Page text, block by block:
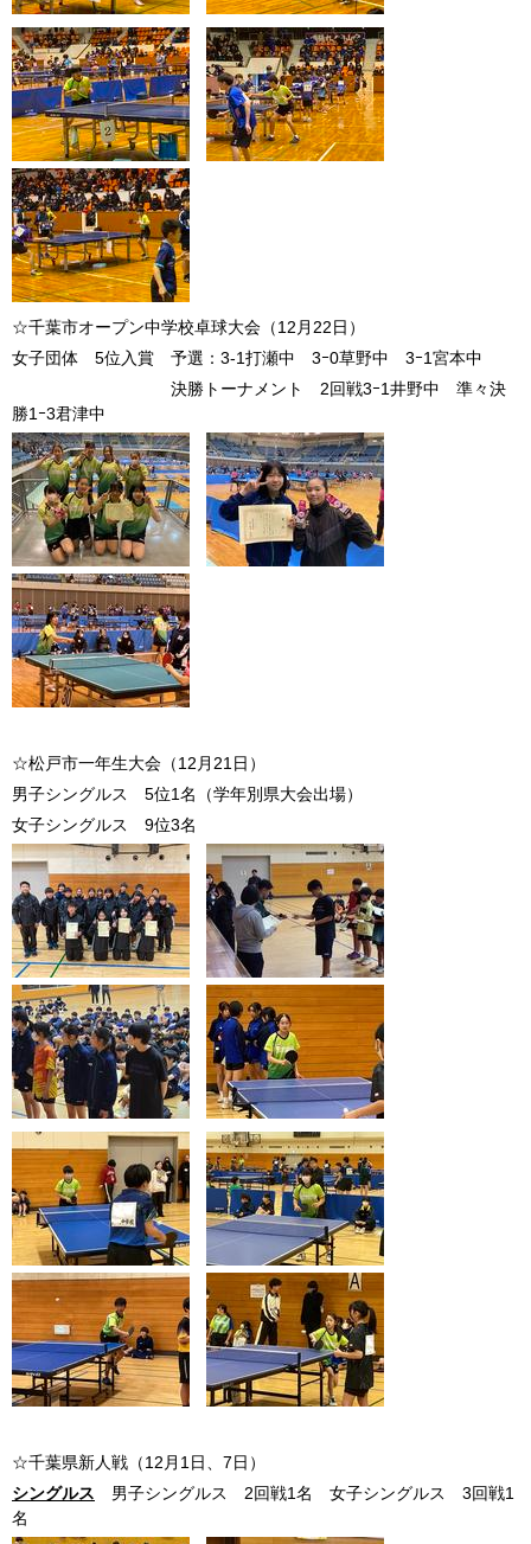
☆千葉市オープン中学校卓球大会（12月22日）
女子団体 5位入賞 予選：3-1打瀬中 3ｰ0草野中 3ｰ1宮本中
決勝トーナメント 2回戦3ｰ1井野中 準々決
勝1ｰ3君津中
☆松戸市一年生大会（12月21日）
男子シングルス 5位1名（学年別県大会出場）
女子シングルス 9位3名
☆千葉県新人戦（12月1日、7日）
シングルス 男子シングルス 2回戦1名 女子シングルス 3回戦1
名